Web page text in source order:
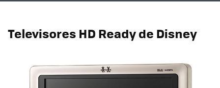
Televisores HD Ready de Disney